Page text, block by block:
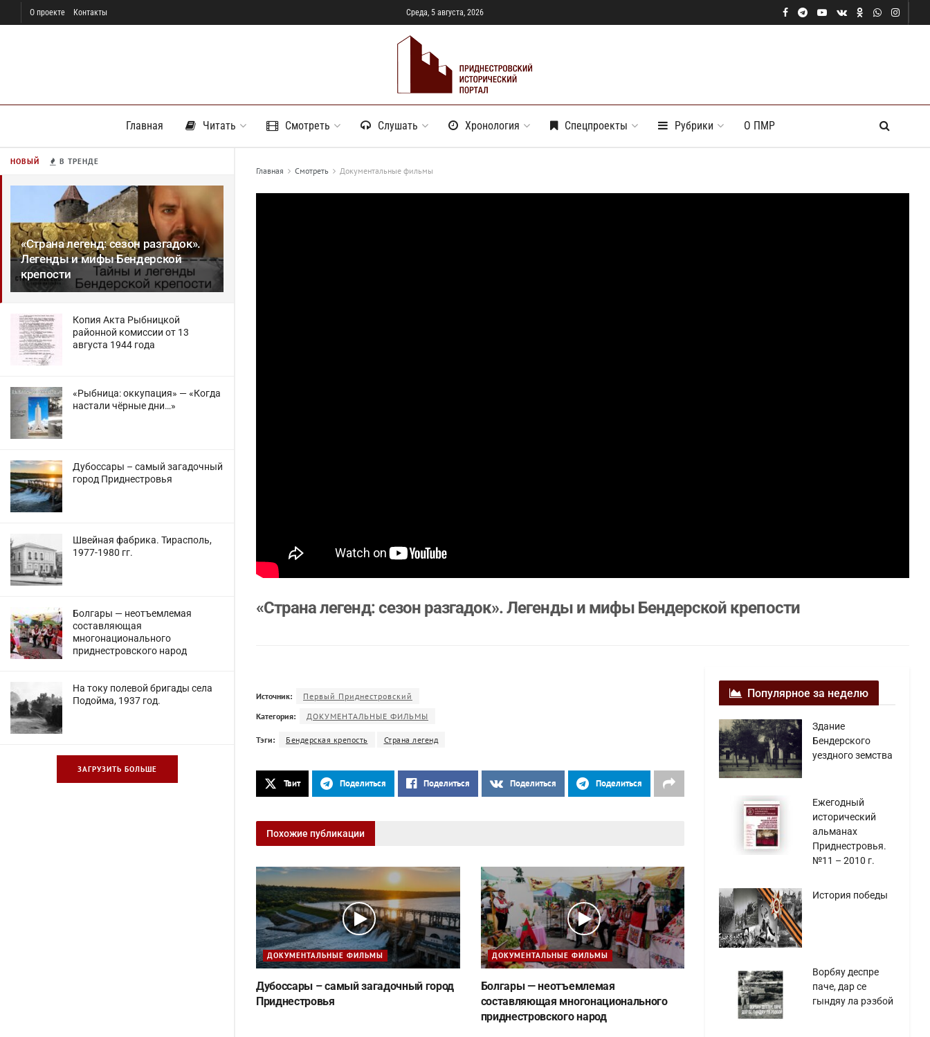
НОВЫЙ В ТРЕНДЕ
«Страна легенд: сезон разгадок».
Легенды и мифы Бендерской
крепости
Копия Акта Рыбницкой
районной комиссии от 13
августа 1944 года
«Рыбница: оккупация» — «Когда
настали чёрные дни…»
Дубоссары – самый загадочный
город Приднестровья
Швейная фабрика. Тирасполь,
1977-1980 гг.
Болгары — неотъемлемая
составляющая
многонационального
приднестровского народ
На току полевой бригады села
Подойма, 1937 год.
ЗАГРУЗИТЬ БОЛЬШЕ
О проекте Контакты Среда, 5 августа, 2026
Главная Читать Смотреть Слушать Хронология Спецпроекты Рубрики О ПМР
Главная Смотреть Документальные фильмы
«Страна легенд: сезон разгадок». Легенды и мифы Бендерской крепости
Источник:
Первый Приднестровский
Категория:
ДОКУМЕНТАЛЬНЫЕ ФИЛЬМЫ
Тэги: Бендерская крепость Страна легенд
Твит Поделиться Поделиться Поделиться Поделиться
Похожие публикации
ДОКУМЕНТАЛЬНЫЕ ФИЛЬМЫ
Дубоссары – самый загадочный город
Приднестровья
ДОКУМЕНТАЛЬНЫЕ ФИЛЬМЫ
Болгары — неотъемлемая
составляющая многонационального
приднестровского народ
Популярное за неделю
Здание
Бендерского
уездного земства
Ежегодный
исторический
альманах
Приднестровья.
№11 – 2010 г.
История победы
Ворбяу деспре
паче, дар се
гындяу ла рэзбой